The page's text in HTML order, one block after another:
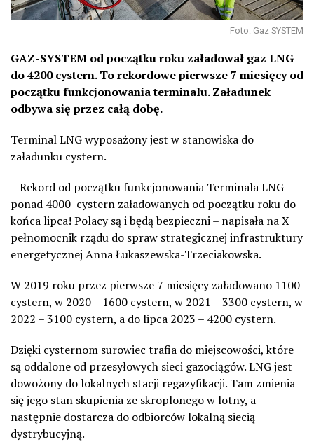
Foto: Gaz SYSTEM
GAZ-SYSTEM od początku roku załadował gaz LNG
do 4200 cystern. To rekordowe pierwsze 7 miesięcy od
początku funkcjonowania terminalu. Załadunek
odbywa się przez całą dobę.
Terminal LNG wyposażony jest w stanowiska do
załadunku cystern.
– Rekord od początku funkcjonowania Terminala LNG –
ponad 4000 cystern załadowanych od początku roku do
końca lipca! Polacy są i będą bezpieczni – napisała na X
pełnomocnik rządu do spraw strategicznej infrastruktury
energetycznej Anna Łukaszewska-Trzeciakowska.
W 2019 roku przez pierwsze 7 miesięcy załadowano 1100
cystern, w 2020 – 1600 cystern, w 2021 – 3300 cystern, w
2022 – 3100 cystern, a do lipca 2023 – 4200 cystern.
Dzięki cysternom surowiec trafia do miejscowości, które
są oddalone od przesyłowych sieci gazociągów. LNG jest
dowożony do lokalnych stacji regazyfikacji. Tam zmienia
się jego stan skupienia ze skroplonego w lotny, a
następnie dostarcza do odbiorców lokalną siecią
dystrybucyjną.